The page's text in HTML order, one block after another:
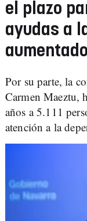
el plazo
ayudas a
aumentado
Por su parte, la
Carmen Maeztu,
años a 5.111
atención a la